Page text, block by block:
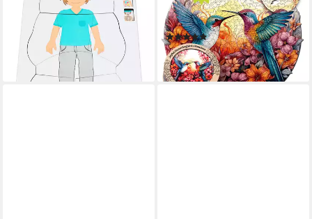
„Anatomie“, Puzzleteile
24,95 €
lieferbar - in 4-5 Werktagen bei dir
Mandala Holzpuzzle (2D), 185
Puzzleteile
(1)
ab 24,90 €
lieferbar - in 3-4 Werktagen bei dir